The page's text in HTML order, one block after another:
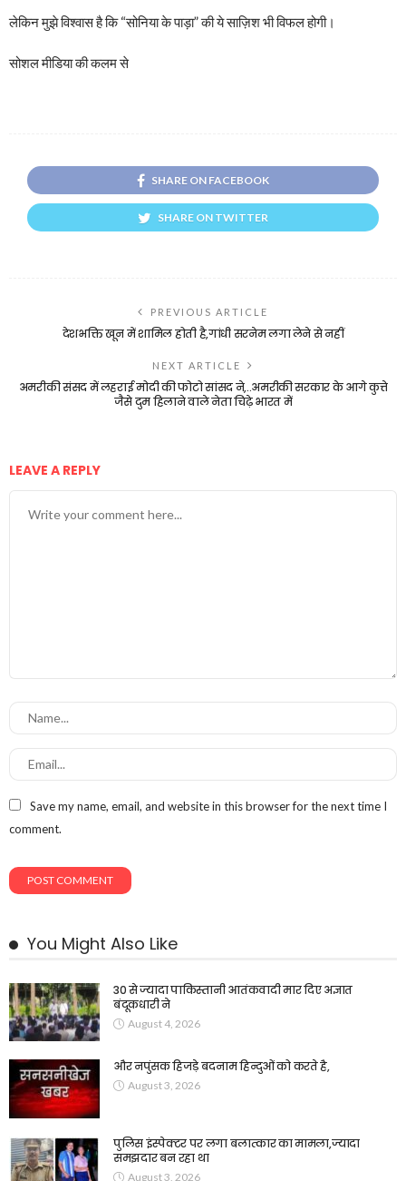
लेकिन मुझे विश्वास है कि “सोनिया के पाड़ा” की ये साज़िश भी विफल होगी।
सोशल मीडिया की कलम से
SHARE ON FACEBOOK
SHARE ON TWITTER
PREVIOUS ARTICLE
देशभक्ति खून में शामिल होती है,गांधी सरनेम लगा लेने से नहीं
NEXT ARTICLE
अमरीकी संसद में लहराई मोदी की फोटो सांसद ने,..अमरीकी सरकार के आगे कुत्ते
जैसे दुम हिलाने वाले नेता चिढ़े भारत में
LEAVE A REPLY
Save my name, email, and website in this browser for the next time I
comment.
You Might Also Like
30 से ज्यादा पाकिस्तानी आतंकवादी मार दिए अज्ञात
बंदूकधारी ने
August 4, 2026
और नपुंसक हिजड़े बदनाम हिन्दुओं को करते है,
August 3, 2026
पुलिस इंस्पेक्टर पर लगा बलात्कार का मामला,ज्यादा
समझदार बन रहा था
August 3, 2026